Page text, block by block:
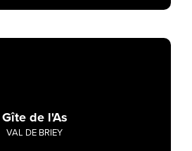
Gîte de l'As
VAL DE BRIEY